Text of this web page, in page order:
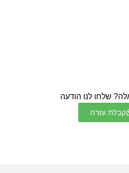
שלחו לנו הודעה
קבלת עזרה